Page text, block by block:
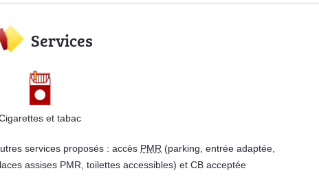
Services
et tabac
services proposés : accès PMR (parking, entrée adaptée,
assises PMR, toilettes accessibles) et CB acceptée